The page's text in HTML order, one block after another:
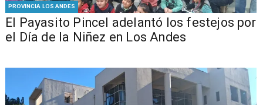
PROVINCIA LOS ANDES
El Payasito Pincel adelantó los festejos por
el Día de la Niñez en Los Andes